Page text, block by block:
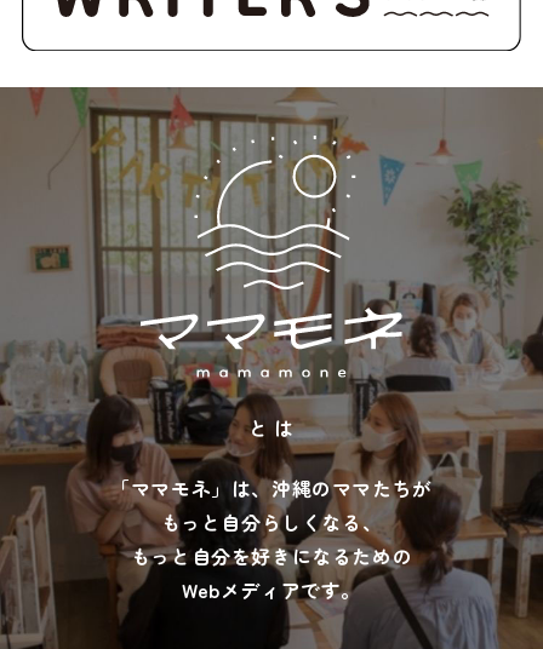
と は
「ママモネ」は、沖縄のママたちが
もっと自分らしくなる、
もっと自分を好きになるための
Webメディアです。